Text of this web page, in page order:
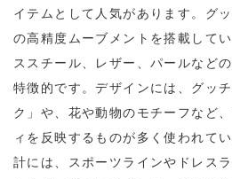
イテムとして人気があります。グ
の高精度ムーブメントを搭載して
ススチール、レザー、パールなど
特徴的です。デザインには、グッ
ク」や、花や動物のモチーフなど
ィを反映するものが多く使われて
計には、スポーツラインやドレス